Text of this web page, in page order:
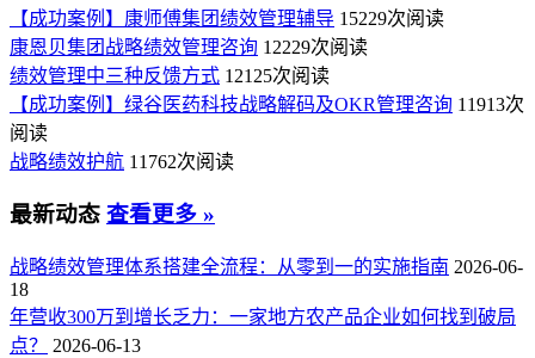
【成功案例】康师傅集团绩效管理辅导 15229次阅读
康恩贝集团战略绩效管理咨询 12229次阅读
绩效管理中三种反馈方式 12125次阅读
【成功案例】绿谷医药科技战略解码及OKR管理咨询 11913次
阅读
战略绩效护航 11762次阅读
最新动态 查看更多 »
战略绩效管理体系搭建全流程：从零到一的实施指南 2026-06-
18
年营收300万到增长乏力：一家地方农产品企业如何找到破局
点？
2026-06-13